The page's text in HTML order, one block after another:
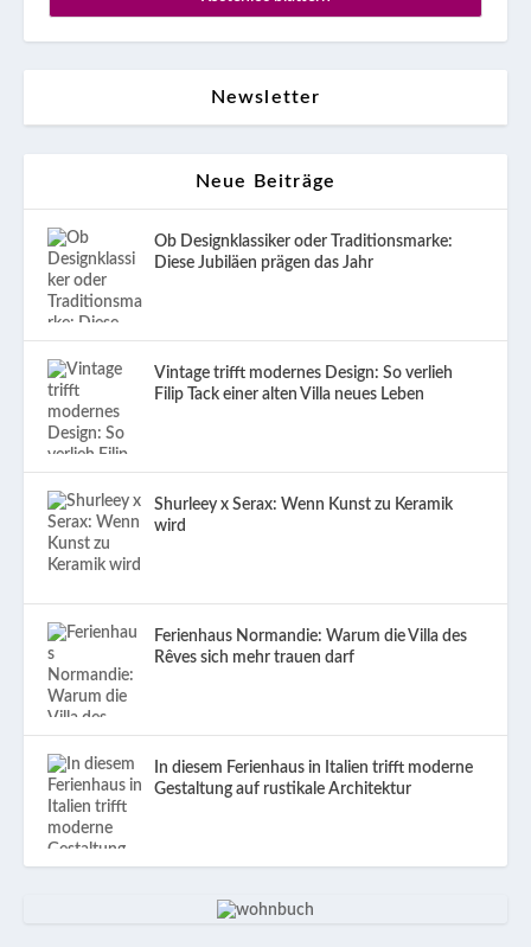
Newsletter
Neue Beiträge
Ob Designklassiker oder Traditionsmarke:
Diese Jubiläen prägen das Jahr
Vintage trifft modernes Design: So verlieh
Filip Tack einer alten Villa neues Leben
Shurleey x Serax: Wenn Kunst zu Keramik
wird
Ferienhaus Normandie: Warum die Villa des
Rêves sich mehr trauen darf
In diesem Ferienhaus in Italien trifft moderne
Gestaltung auf rustikale Architektur